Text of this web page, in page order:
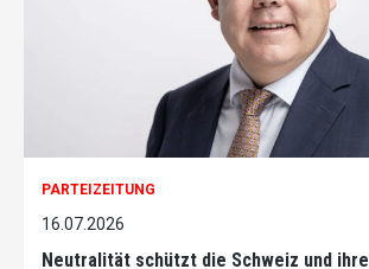
PARTEIZEITUNG
16.07.2026
Neutralität schützt die Schweiz und